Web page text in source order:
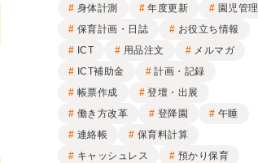
身体計測
年度更新
園児管理
保育計画・日誌
お役立ち情報
ICT
用品注文
メルマガ
ICT補助金
計画・記録
帳票作成
登壇・出展
働き方改革
登降園
午睡
連絡帳
保育料計算
キャッシュレス
預かり保育